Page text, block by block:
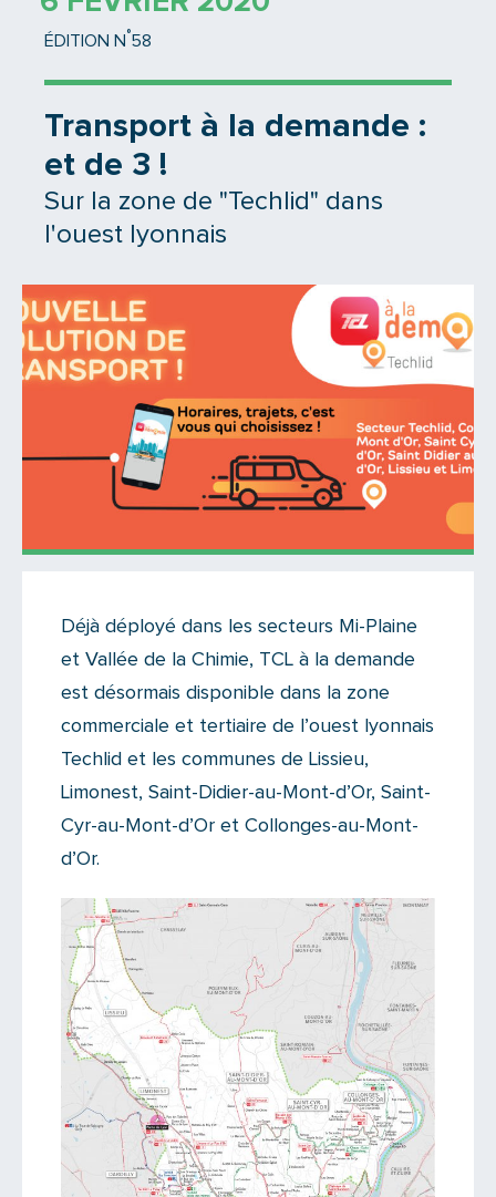
ÉDITION N °58
Transport à la demande :
et de 3 !
Sur la zone de "Techlid" dans
l'ouest lyonnais
Il y a 3 commentaires sur cet article
Ajoutez le vôtre
Déjà déployé dans les secteurs Mi-Plaine
et Vallée de la Chimie, TCL à la demande
est désormais disponible dans la zone
commerciale et tertiaire de l’ouest lyonnais
Techlid et les communes de Lissieu,
Limonest, Saint-Didier-au-Mont-d’Or, Saint-
Cyr-au-Mont-d’Or et Collonges-au-Mont-
d’Or.